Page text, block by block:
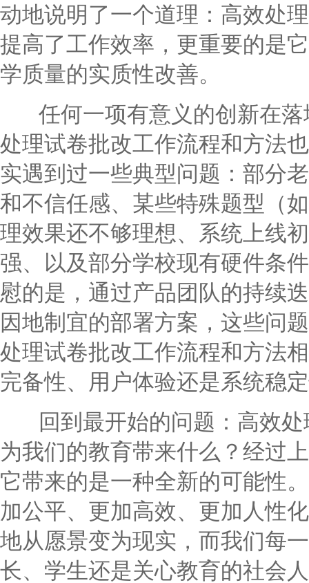
动地说明了一个道理：高效处
提高了工作效率，更重要的是
学质量的实质性改善。
任何一项有意义的创新在落
处理试卷批改工作流程和方法
实遇到过一些典型问题：部分
和不信任感、某些特殊题型（
理效果还不够理想、系统上线
强、以及部分学校现有硬件条
慰的是，通过产品团队的持续
因地制宜的部署方案，这些问
处理试卷批改工作流程和方法
完备性、用户体验还是系统稳
回到最开始的问题：高效处
为我们的教育带来什么？经过
它带来的是一种全新的可能性
加公平、更加高效、更加人性
地从愿景变为现实，而我们每
长、学生还是关心教育的社会